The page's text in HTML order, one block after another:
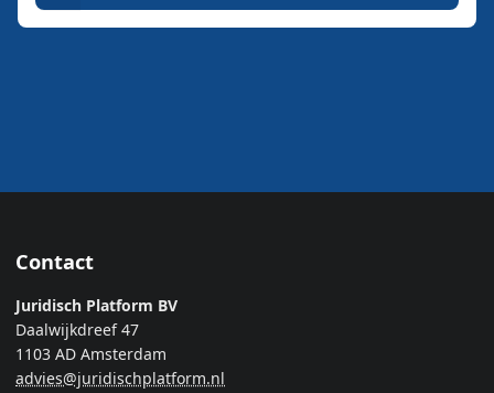
Contact
Juridisch Platform BV
Daalwijkdreef 47
1103 AD Amsterdam
advies@juridischplatform.nl